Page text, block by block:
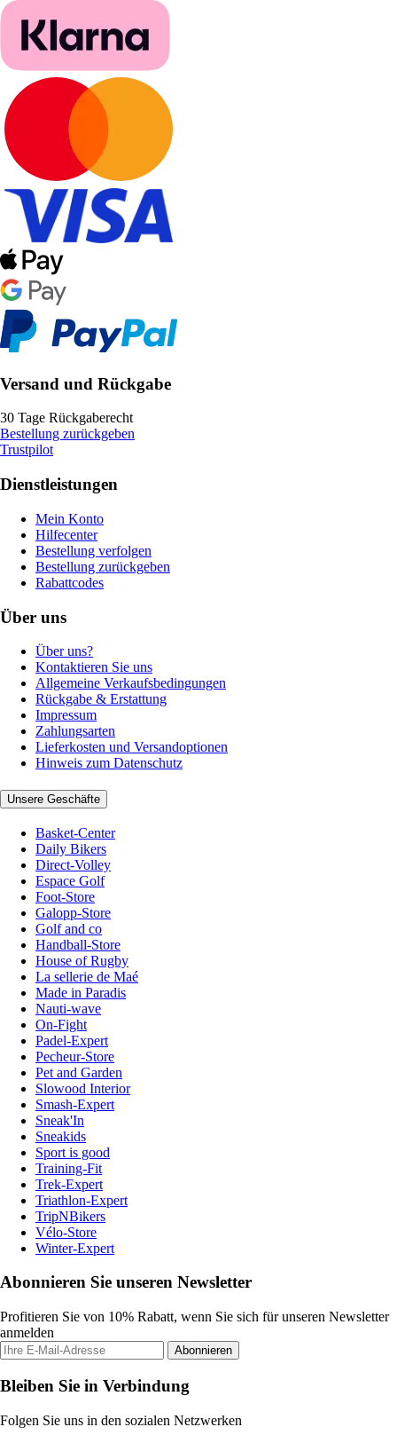
Versand und Rückgabe
30 Tage Rückgaberecht
Bestellung zurückgeben
Trustpilot
Dienstleistungen
Mein Konto
Hilfecenter
Bestellung verfolgen
Bestellung zurückgeben
Rabattcodes
Über uns
Über uns?
Kontaktieren Sie uns
Allgemeine Verkaufsbedingungen
Rückgabe & Erstattung
Impressum
Zahlungsarten
Lieferkosten und Versandoptionen
Hinweis zum Datenschutz
Unsere Geschäfte
Basket-Center
Daily Bikers
Direct-Volley
Espace Golf
Foot-Store
Galopp-Store
Golf and co
Handball-Store
House of Rugby
La sellerie de Maé
Made in Paradis
Nauti-wave
On-Fight
Padel-Expert
Pecheur-Store
Pet and Garden
Slowood Interior
Smash-Expert
Sneak'In
Sneakids
Sport is good
Training-Fit
Trek-Expert
Triathlon-Expert
TripNBikers
Vélo-Store
Winter-Expert
Abonnieren Sie unseren Newsletter
Profitieren Sie von 10% Rabatt, wenn Sie sich für unseren Newsletter
anmelden
Abonnieren
Bleiben Sie in Verbindung
Folgen Sie uns in den sozialen Netzwerken